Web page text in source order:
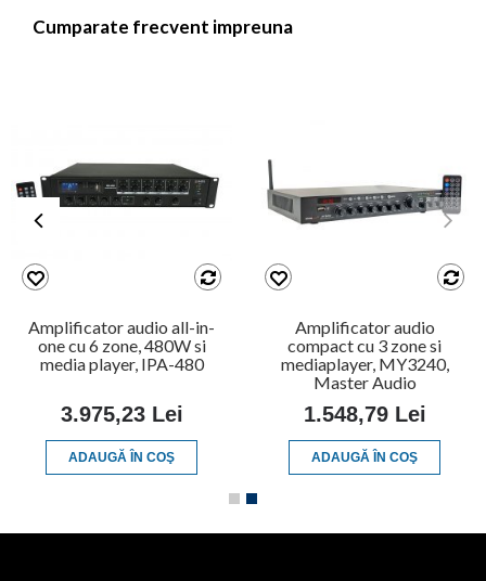
Cumparate frecvent impreuna
Amplificator audio all-in-
one cu 6 zone, 480W si
media player, IPA-480
3.975,23 Lei
ADAUGĂ ÎN COŞ
Amplificator audio
compact cu 3 zone si
mediaplayer, MY3240,
Master Audio
1.548,79 Lei
ADAUGĂ ÎN COŞ